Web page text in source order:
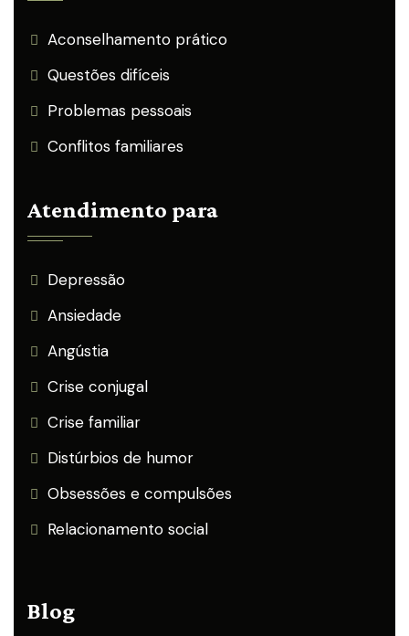
Aconselhamento prático
Questões difíceis
Problemas pessoais
Conflitos familiares
Atendimento para
Depressão
Ansiedade
Angústia
Crise conjugal
Crise familiar
Distúrbios de humor
Obsessões e compulsões
Relacionamento social
Blog